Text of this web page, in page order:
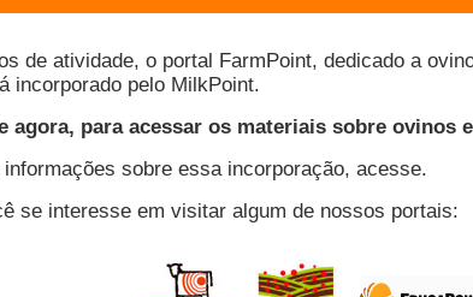
faveleira como alternativa alimentar na dieta de
semiárido brasileiro
das mais importantes forrageiras do semiárido brasileiro devido a
seu valor nutritivo elevado, servindo de fonte alimentar para os
perdas econômicas para os produtores e assegurando a
criação.
de mais gritante na ovinocaprinocultura é
e a necessidade de organização do setor"